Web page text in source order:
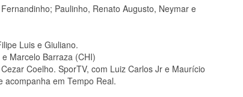
Paulinho, Renato Augusto, Neymar e
Luis e Giuliano.
Marcelo Barraza (CHI)
Coelho. SporTV, com Luiz Carlos Jr e Maurício
acompanha em Tempo Real.